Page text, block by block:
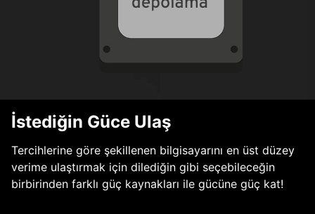
İstediğin Güce Ulaş
Tercihlerine göre şekillenen bilgisayarını en üst düzey
verime ulaştırmak için dilediğin gibi seçebileceğin
birbirinden farklı güç kaynakları ile gücüne güç kat!